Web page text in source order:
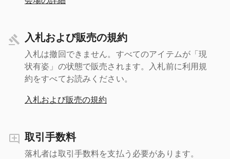
入札および販売の規約
入札は撤回できません。すべてのアイテムが「現
状有姿」の状態で販売されます。入札前に利用規
約をすべてお読みください。
入札および販売の規約
取引手数料
落札者は取引手数料を支払う必要があります。